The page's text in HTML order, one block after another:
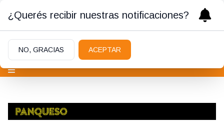
¿Querés recibir nuestras notificaciones?
NO, GRACIAS ACEPTAR